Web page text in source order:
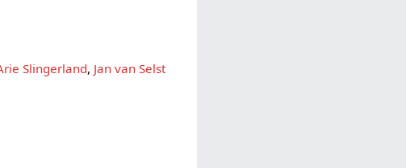
Slingerland, Jan van Selst